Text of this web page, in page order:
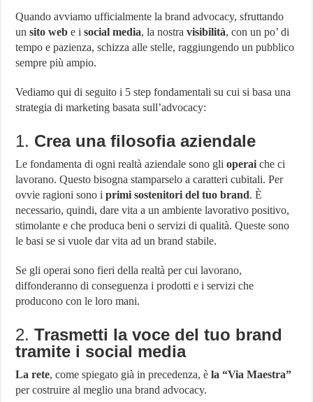
Quando avviamo ufficialmente la brand advocacy, sfruttando
unsito web e isocial media, la nostravisibilità, con un po’ di
tempo e pazienza, schizza alle stelle, raggiungendo un pubblico
sempre più ampio.
Vediamo qui di seguito i 5 step fondamentali su cui si basa una
strategia di marketing basata sull’advocacy:
1. Crea una filosofia aziendale
Le fondamenta di ogni realtà aziendale sono glioperai che ci
lavorano. Questo bisogna stamparselo a caratteri cubitali. Per
ovvie ragioni sono iprimi sostenitori del tuo brand. È
necessario, quindi, dare vita a un ambiente lavorativo positivo,
stimolante e che produca beni o servizi di qualità. Queste sono
le basi se si vuole dar vita ad un brand stabile.
Se gli operai sono fieri della realtà per cui lavorano,
diffonderanno di conseguenza i prodotti e i servizi che
producono con le loro mani.
2.Trasmetti la voce del tuo brand
tramite i social media
La rete, come spiegato già in precedenza, èla “Via Maestra”
per costruire al meglio una brand advocacy.